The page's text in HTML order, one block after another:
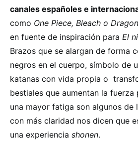
canales españoles e
como One Piece, Bleach o
en fuente de inspiración para El
Brazos que se alargan de forma
negros en el cuerpo, símbolo de
katanas con vida propia o
bestiales que aumentan la fuerza
una mayor fatiga son algunos de
con más claridad nos dicen que
una experiencia shonen.